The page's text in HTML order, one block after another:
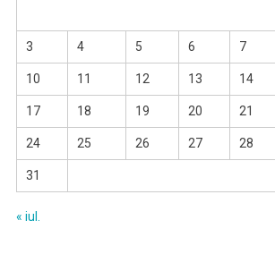
3 4 5 6 7
10 11 12 13 14
17 18 19 20 21
24 25 26 27 28
31
« iul.